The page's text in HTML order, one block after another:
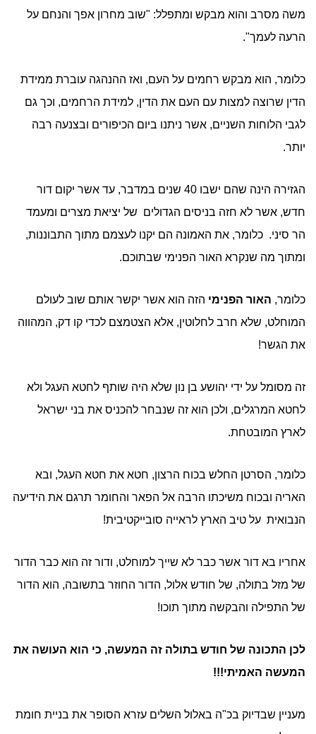
משה מסרב והוא מבקש ומתפלל: "שוב מחרון אפך והנחם על
הרעה לעמך".
כלומר, הוא מבקש רחמים על העם, ואז ההנהגה עוברת ממידת
הדין שרוצה למצות עם העם את הדין, למידת הרחמים, וכך גם
לגבי הלוחות השניים, אשר ניתנו ביום הכיפורים ובצנעה רבה
יותר.
הגזירה הינה שהם ישבו 40 שנים במדבר, עד אשר יקום דור
חדש, אשר לא חזה בניסים הגדולים של יציאת מצרים ומעמד
הר סיני. כלומר, את האמונה הם יקנו לעצמם מתוך התבוננות,
ומתוך מה שנקרא האור הפנימי שבתוכם.
כלומר, האור הפנימי הזה הוא אשר יקשר אותם שוב לעולם
המוחלט, שלא חרב לחלוטין, אלא הצטמצם לכדי קו דק, המהווה
את הגשר!
זה מסומל על ידי יהושע בן נון שלא היה שותף לחטא העגל ולא
לחטא המרגלים, ולכן הוא זה שנבחר להכניס את בני ישראל
לארץ המובטחת.
כלומר, הסרטן החלש בכוח הרצון, חטא את חטא העגל, ובא
האריה ובכוח משיכתו הרבה אל הפאר והחומר תרגם את הידיעה
הנבואית על טיב הארץ לראייה סובייקטיבית!
אחריו בא דור אשר כבר לא שייך למוחלט, ודור זה הוא כבר הדור
של מזל בתולה, של חודש אלול, הדור החוזר בתשובה, הוא הדור
של התפילה והבקשה מתוך תוכו!
לכן התכונה של חודש בתולה זה המעשה, כי הוא העושה את
המעשה האמיתי!!!
מעניין שבדיוק בכ"ה באלול השלים עזרא הסופר את בניית חומת